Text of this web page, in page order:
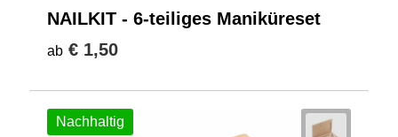
NAILKIT - 6-teiliges Maniküreset
ab € 1,50
Nachhaltig